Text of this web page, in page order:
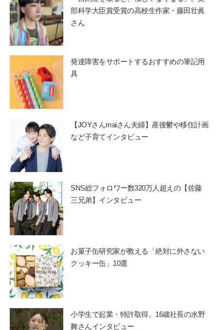
部科学大臣賞受賞の高校生作家・藤田壮眞
さん
発達障害をサポートするおすすめの筆記用
具
【JOYさんmaiさん夫婦】産後鬱や移住計画
など子育てインタビュー
SNS総フォロワー数320万人超えの【佐藤
三兄弟】インタビュー
お菓子缶研究家が教える「絶対に外さない
クッキー缶」10選
小学生で起業・特許取得。16歳社長の水野
舞さんインタビュー